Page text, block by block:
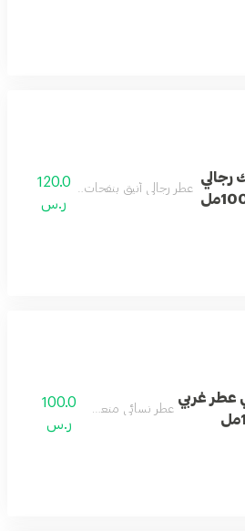
رجالي
عطر رجالي أنيق بنفحات عطرية غربية
120.0
ر.س
عطر غربي
عطر نسائي منعش وأنيق.
100.0
ر.س